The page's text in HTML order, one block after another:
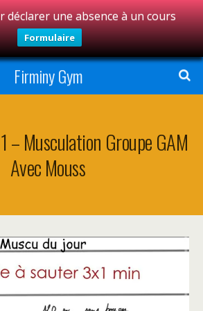
déclarer une absence à un cours
Formulaire
Firminy Gym
– Musculation Groupe GAM
Avec Mouss